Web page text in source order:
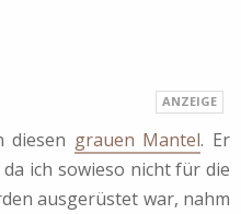
diesen grauen Mantel. Er
ich sowieso nicht für die
ausgerüstet war, nahm